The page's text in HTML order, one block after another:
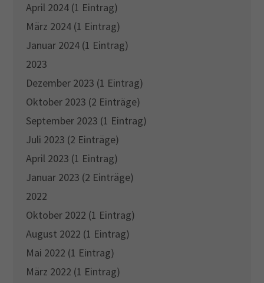
April 2024 (1 Eintrag)
März 2024 (1 Eintrag)
Januar 2024 (1 Eintrag)
2023
Dezember 2023 (1 Eintrag)
Oktober 2023 (2 Einträge)
September 2023 (1 Eintrag)
Juli 2023 (2 Einträge)
April 2023 (1 Eintrag)
Januar 2023 (2 Einträge)
2022
Oktober 2022 (1 Eintrag)
August 2022 (1 Eintrag)
Mai 2022 (1 Eintrag)
März 2022 (1 Eintrag)